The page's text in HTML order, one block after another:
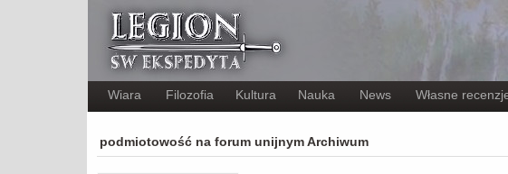
Wiara Filozofia Kultura Nauka News Własne
podmiotowość na forum unijnym Archiwum